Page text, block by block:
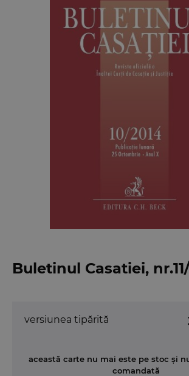
Buletinul Casatiei,
versiunea tipărită
această carte nu mai este pe stoc și
comandată